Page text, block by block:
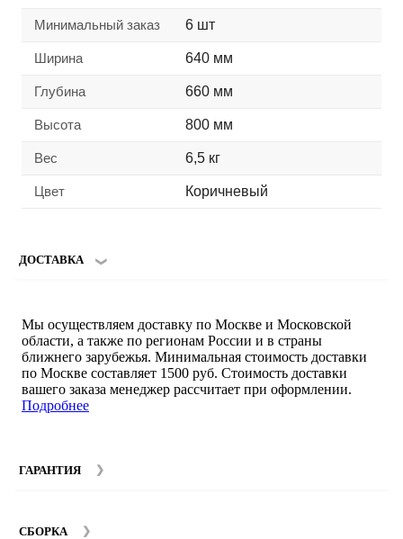
Минимальный заказ 6 шт
Ширина 640 мм
Глубина 660 мм
Высота 800 мм
Вес 6,5 кг
Цвет Коричневый
ДОСТАВКА
Мы осуществляем доставку по Москве и Московской
области, а также по регионам России и в страны
ближнего зарубежья. Минимальная стоимость доставки
по Москве составляет 1500 руб. Стоимость доставки
вашего заказа менеджер рассчитает при оформлении.
Подробнее
ГАРАНТИЯ
составляет 12 месяцев с момента покупки при
СБОРКА